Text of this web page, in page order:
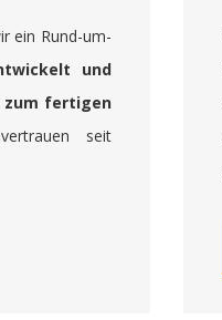
ein Rund-um-
und
zum fertigen
seit